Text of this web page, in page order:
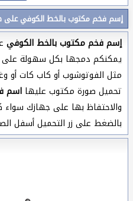
إسم فخم مكتوب بالخط الكوفي على
إسم فخم مكتوب بالخط الكوفي
يمكنكم دمجها بكل سهولة على
مثل الفوتوشوب أو كاب كات أو
تحميل صورة مكتوب عليها اسم
والاحتفاظ بها على جهازك
بالضغط على زر التحميل أسفل